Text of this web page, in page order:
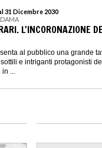
31 Dicembre 2030
L'INCORONAZIONE
al pubblico una grande
e intriganti protagonisti
...